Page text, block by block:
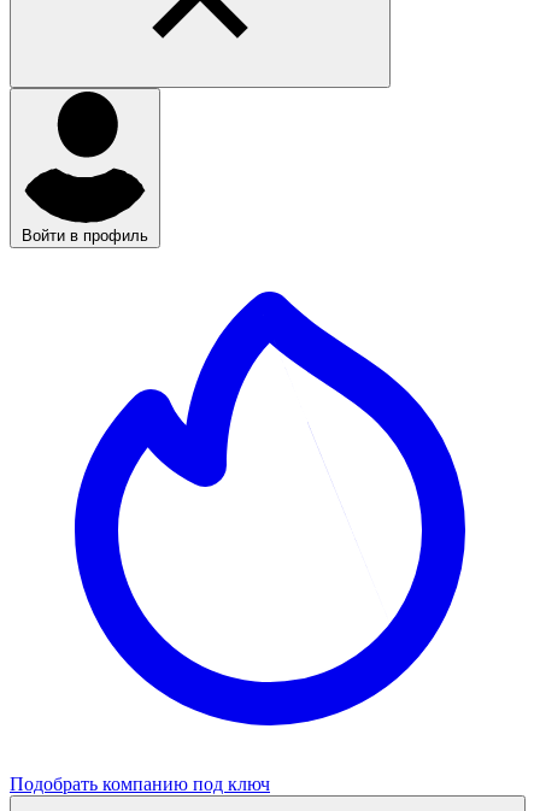
Войти в профиль
Подобрать компанию под ключ